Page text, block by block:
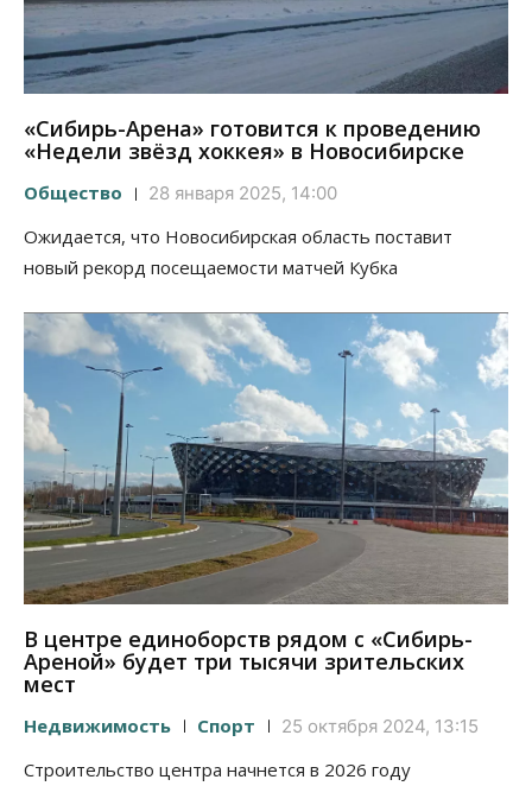
«Сибирь-Арена» готовится к проведению
«Недели звёзд хоккея» в Новосибирске
Общество 28 января 2025, 14:00
Ожидается, что Новосибирская область поставит
новый рекорд посещаемости матчей Кубка
В центре единоборств рядом с «Сибирь-
Ареной» будет три тысячи зрительских
мест
Недвижимость Спорт 25 октября 2024, 13:15
Строительство центра начнется в 2026 году